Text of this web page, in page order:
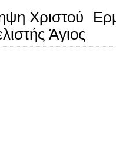
Χριστού
Άγιος